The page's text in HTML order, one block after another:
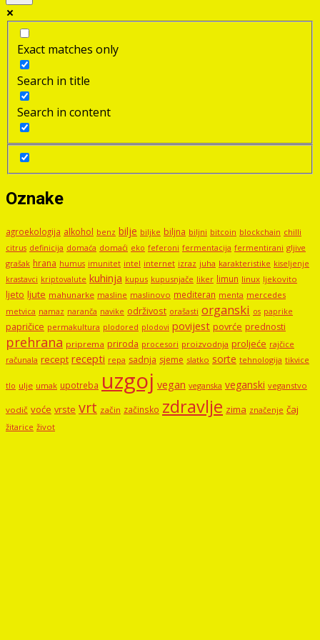
Exact matches only
Search in title
Search in content
Oznake
agroekologija alkohol benz bilje biljke biljna biljni bitcoin blockchain chilli
citrus definicija domaća domaći eko feferoni fermentacija fermentirani gljive
grašak hrana humus imunitet intel internet izraz juha karakteristike kiseljenje
krastavci kriptovalute kuhinja kupus kupusnjače liker limun linux ljekovito
ljeto ljute mahunarke masline maslinovo mediteran menta mercedes
metvica namaz naranča navike održivost orašasti organski os paprike
papričice permakultura plodored plodovi povijest povrće prednosti
prehrana priprema priroda procesori proizvodnja proljeće rajčice
računala recept recepti repa sadnja sjeme slatko sorte tehnologija tikvice
tlo ulje umak upotreba uzgoj vegan veganska veganski veganstvo
vodič voće vrste vrt začin začinsko zdravlje zima značenje čaj
žitarice život